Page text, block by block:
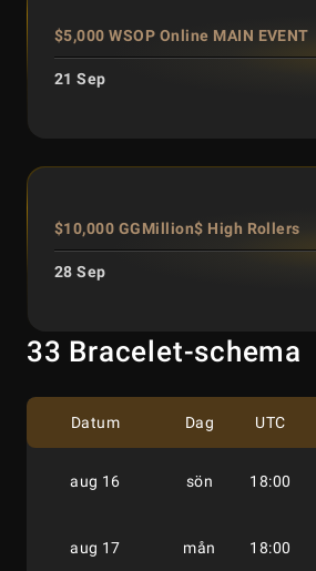
$5,000 WSOP Online MAIN EVENT
21 Sep
$10,000 GGMillion$ High Rollers
28 Sep
33 Bracelet-schema
Datum Dag UTC
aug 16 sön 18:00
aug 17 mån 18:00